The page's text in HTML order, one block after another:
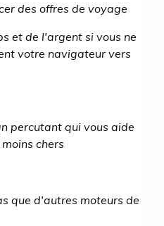
des offres de voyage
et de l'argent si vous ne
votre navigateur vers
percutant qui vous aide
chers
que d'autres moteurs de